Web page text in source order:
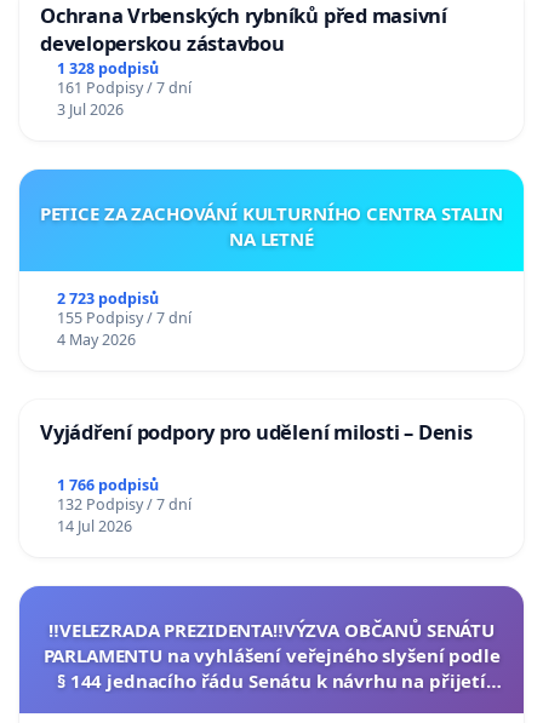
Ochrana Vrbenských rybníků před masivní
developerskou zástavbou
1 328 podpisů
161 Podpisy / 7 dní
3 Jul 2026
PETICE ZA ZACHOVÁNÍ KULTURNÍHO CENTRA STALIN
NA LETNÉ
2 723 podpisů
155 Podpisy / 7 dní
4 May 2026
Vyjádření podpory pro udělení milosti – Denis
1 766 podpisů
132 Podpisy / 7 dní
14 Jul 2026
‼️VELEZRADA PREZIDENTA‼️VÝZVA OBČANŮ SENÁTU
PARLAMENTU na vyhlášení veřejného slyšení podle
§ 144 jednacího řádu Senátu k návrhu na přijetí